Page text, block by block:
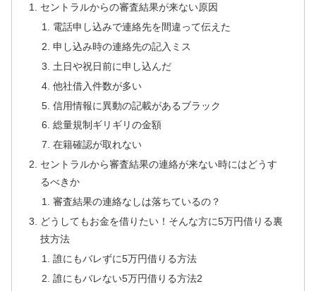
セントラルからの審査結果が来ない原因
電話申し込みで連絡先を間違って伝えた
申し込み時の連絡先の記入ミス
土日や祝日前に申し込んだ
他社借入件数が多い
信用情報に異動の記載があるブラック
総量規制ギリギリの金額
在籍確認が取れない
セントラルから審査結果の連絡が来ない時にはどうす
るべきか
審査結果の連絡なしは落ちているの？
どうしてもお金を借りたい！そんな方に5万円借りる裏
技方法
誰にもバレずに5万円借りる方法
誰にもバレない5万円借りる方法2